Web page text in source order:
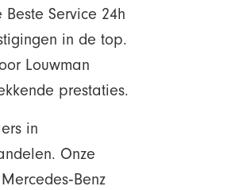
Service 24h
in de top.
Louwman
prestaties.
in
Onze